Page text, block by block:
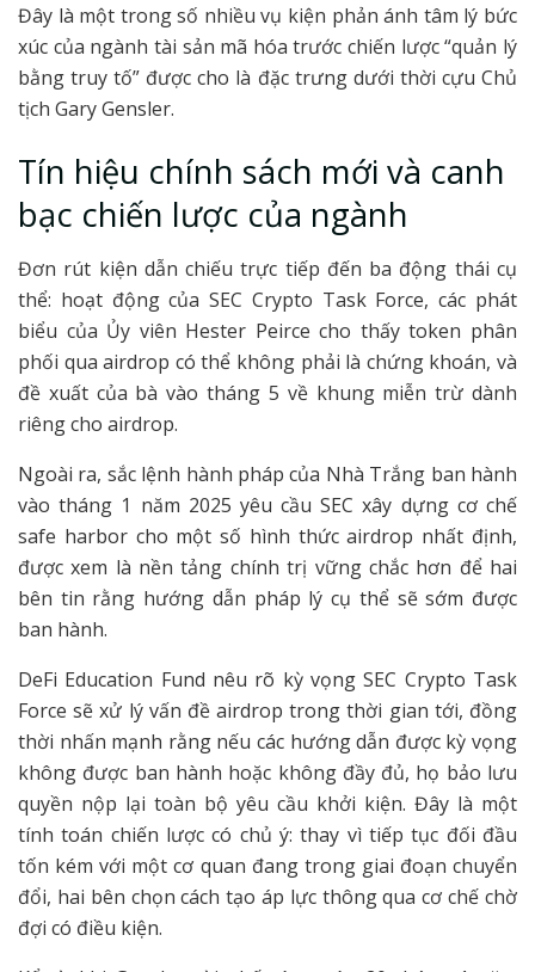
Đây là một trong số nhiều vụ kiện phản ánh tâm lý bức
xúc của ngành tài sản mã hóa trước chiến lược “quản lý
bằng truy tố” được cho là đặc trưng dưới thời cựu Chủ
tịch Gary Gensler.
Tín hiệu chính sách mới và canh
bạc chiến lược của ngành
Đơn rút kiện dẫn chiếu trực tiếp đến ba động thái cụ
thể: hoạt động của SEC Crypto Task Force, các phát
biểu của Ủy viên Hester Peirce cho thấy token phân
phối qua airdrop có thể không phải là chứng khoán, và
đề xuất của bà vào tháng 5 về khung miễn trừ dành
riêng cho airdrop.
Ngoài ra, sắc lệnh hành pháp của Nhà Trắng ban hành
vào tháng 1 năm 2025 yêu cầu SEC xây dựng cơ chế
safe harbor cho một số hình thức airdrop nhất định,
được xem là nền tảng chính trị vững chắc hơn để hai
bên tin rằng hướng dẫn pháp lý cụ thể sẽ sớm được
ban hành.
DeFi Education Fund nêu rõ kỳ vọng SEC Crypto Task
Force sẽ xử lý vấn đề airdrop trong thời gian tới, đồng
thời nhấn mạnh rằng nếu các hướng dẫn được kỳ vọng
không được ban hành hoặc không đầy đủ, họ bảo lưu
quyền nộp lại toàn bộ yêu cầu khởi kiện. Đây là một
tính toán chiến lược có chủ ý: thay vì tiếp tục đối đầu
tốn kém với một cơ quan đang trong giai đoạn chuyển
đổi, hai bên chọn cách tạo áp lực thông qua cơ chế chờ
đợi có điều kiện.